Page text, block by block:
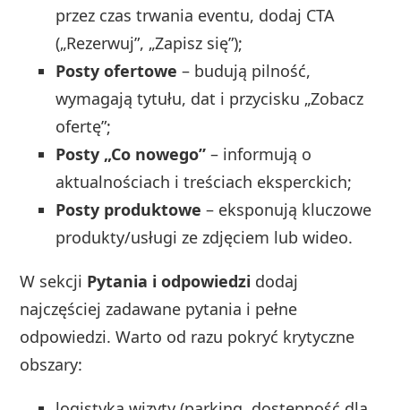
przez czas trwania eventu, dodaj CTA
(„Rezerwuj”, „Zapisz się”);
Posty ofertowe – budują pilność,
wymagają tytułu, dat i przycisku „Zobacz
ofertę”;
Posty „Co nowego” – informują o
aktualnościach i treściach eksperckich;
Posty produktowe – eksponują kluczowe
produkty/usługi ze zdjęciem lub wideo.
W sekcji Pytania i odpowiedzi dodaj
najczęściej zadawane pytania i pełne
odpowiedzi. Warto od razu pokryć krytyczne
obszary: